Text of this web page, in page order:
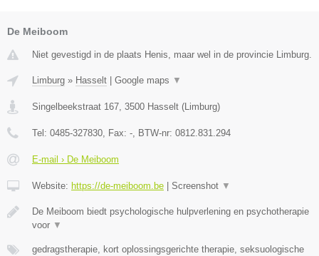
De Meiboom
Niet gevestigd in de plaats Henis, maar wel in de provincie Limburg.
Limburg » Hasselt Google maps ▼
Singelbeekstraat 167, 3500 Hasselt (Limburg)
Tel: 0485-327830, Fax: -, BTW-nr: 0812.831.294
E-mail › De Meiboom
Website: https://de-meiboom.be Screenshot ▼
De Meiboom biedt psychologische hulpverlening en psychotherapie
voor ▼
gedragstherapie, kort oplossingsgerichte therapie, seksuologische